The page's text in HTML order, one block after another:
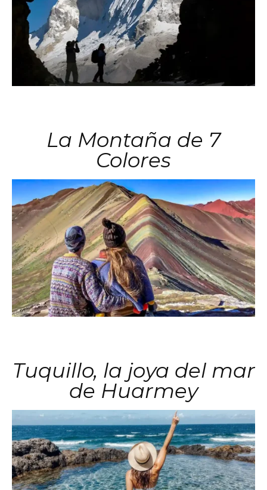
La Montaña de 7
Colores
Tuquillo, la joya del mar
de Huarmey